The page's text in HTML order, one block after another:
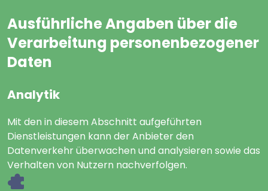
Ausführliche Angaben über die
Verarbeitung personenbezogener
Daten
Analytik
Mit den in diesem Abschnitt aufgeführten
Dienstleistungen kann der Anbieter den
Datenverkehr überwachen und analysieren sowie das
Verhalten von Nutzern nachverfolgen.